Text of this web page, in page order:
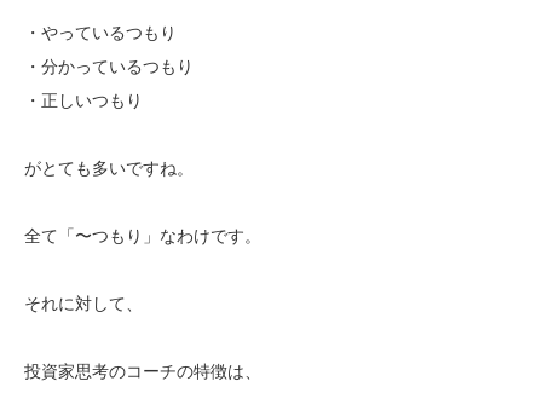
・やっているつもり
・分かっているつもり
・正しいつもり
がとても多いですね。
全て「〜つもり」なわけです。
それに対して、
投資家思考のコーチの特徴は、